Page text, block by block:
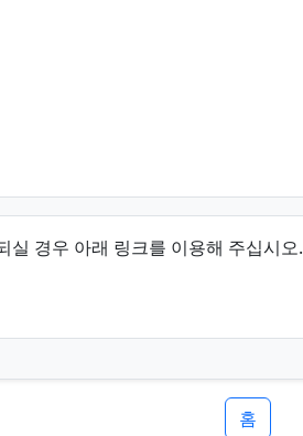
실 경우 아래 링크를 이용해 주십시오.
홈